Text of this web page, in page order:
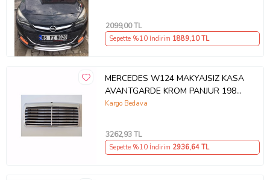
2099,00 TL
Sepette %10 İndirim 1889,10 TL
MERCEDES W124 MAKYAJSIZ KASA
AVANTGARDE KROM PANJUR 1985-
1993
Kargo Bedava
3262,93 TL
Sepette %10 İndirim 2936,64 TL